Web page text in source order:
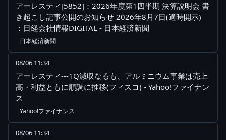
アーレスティ[5852]：2026年度第1四半期 決算説明会 書
き起こし記事公開のお知らせ 2026年8月7日(適時開示)
：日経会社情報DIGITAL - 日本経済新聞
日本経済新聞
08/06 11:34
アーレスティ---1Q減収なるも、アルミニウム事業は売上
高・利益ともに順調に推移(フィスコ) - Yahoo!ファイナン
ス
Yahoo!ファイナンス
08/06 11:34